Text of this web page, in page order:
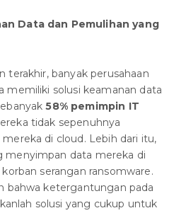
Data dan Pemulihan yang
terakhir, banyak perusahaan
memiliki solusi keamanan data
58% pemimpin IT
tidak sepenuhnya
di cloud. Lebih dari itu,
menyimpan data mereka di
serangan ransomware.
bahwa ketergantungan pada
solusi yang cukup untuk